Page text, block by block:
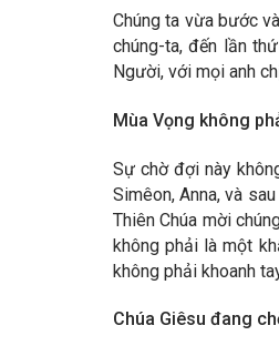
Chúng ta vừa bước
chúng-ta, đến lần
Người, với mọi anh
Mùa Vọng không
Sự chờ đợi này
Simêon, Anna, và
Thiên Chúa mời
không phải là một
không phải khoanh
Chúa Giêsu đang